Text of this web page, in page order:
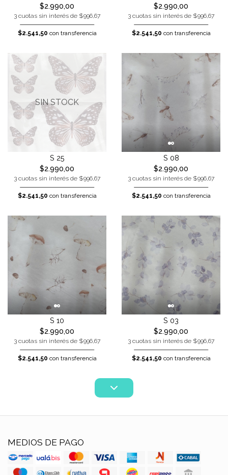
$2.990,00
3 cuotas sin interés de $996,67
$2.541,50 con transferencia
$2.990,00
3 cuotas sin interés de $996,67
$2.541,50 con transferencia
SIN STOCK
S 25
$2.990,00
3 cuotas sin interés de $996,67
$2.541,50 con transferencia
S 08
$2.990,00
3 cuotas sin interés de $996,67
$2.541,50 con transferencia
S 10
$2.990,00
3 cuotas sin interés de $996,67
$2.541,50 con transferencia
S 03
$2.990,00
3 cuotas sin interés de $996,67
$2.541,50 con transferencia
MEDIOS DE PAGO